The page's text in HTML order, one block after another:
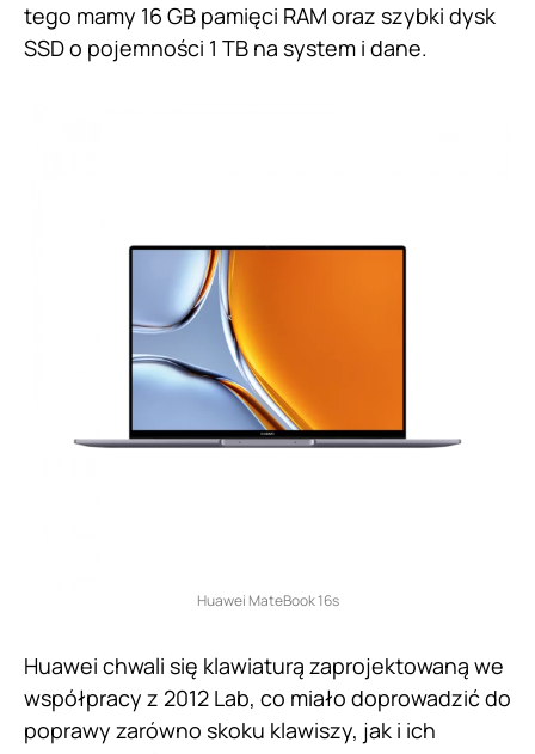
tego mamy 16 GB pamięci RAM oraz szybki dysk
SSD o pojemności 1 TB na system i dane.
Huawei MateBook 16s
Huawei chwali się klawiaturą zaprojektowaną we
współpracy z 2012 Lab, co miało doprowadzić do
poprawy zarówno skoku klawiszy, jak i ich